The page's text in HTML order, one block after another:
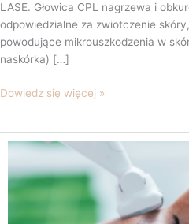
LASE. Głowica CPL nagrzewa i
odpowiedzialne za zwiotczenie
powodujące mikrouszkodzenia w
naskórka) […]
Dowiedz się więcej »